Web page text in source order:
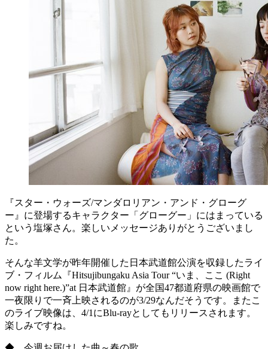
『スター・ウォーズ/マンダロリアン・アンド・グローグ
ー』に登場するキャラクター「グローグー」にはまっている
という塩塚さん。楽しいメッセージありがとうございまし
た。
そんな羊文学が昨年開催した日本武道館公演を収録したライ
ブ・フィルム『Hitsujibungaku Asia Tour “いま、ここ (Right
now right here.)”at 日本武道館』が全国47都道府県の映画館で
一夜限りで一斉上映されるのが3/29なんだそうです。またこ
のライブ映像は、4/1にBlu-rayとしてもリリースされます。
楽しみですね。